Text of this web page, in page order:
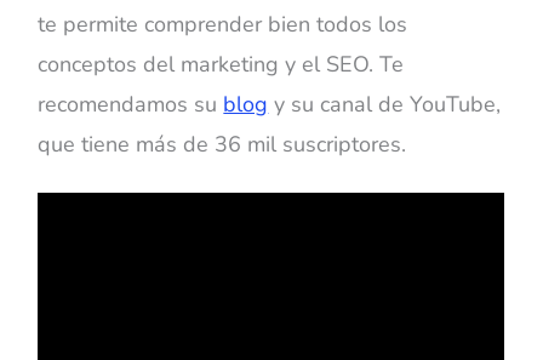
te permite comprender bien todos los
conceptos del marketing y el SEO. Te
recomendamos su blog y su canal de YouTube,
que tiene más de 36 mil suscriptores.